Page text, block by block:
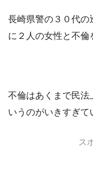
長崎県警の３０代の
に２人の女性と不倫
不倫はあくまで民法
いうのがいきすぎて
ス